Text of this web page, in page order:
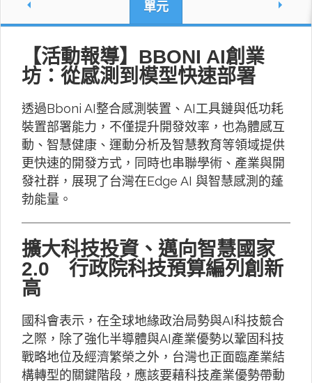
單元
【活動報導】BBONI AI創業
坊：從感測到模型快速部署
透過Bboni AI整合感測裝置、AI工具鏈與低功耗
裝置部署能力，不僅提升開發效率，也為體感互
動、智慧健康、運動分析及智慧教育等領域提供
更快速的開發方式，同時也串聯學術、產業與開
發社群，展現了台灣在Edge AI 與智慧感測的蓬
勃能量。
擴大科技投資、邁向智慧國家
2.0 行政院科技預算編列創新
高
國科會表示，在全球地緣政治局勢與AI科技競合
之際，除了強化半導體與AI產業優勢以鞏固科技
戰略地位及經濟繁榮之外，台灣也正面臨產業結
構轉型的關鍵階段，應該要藉科技產業優勢帶動